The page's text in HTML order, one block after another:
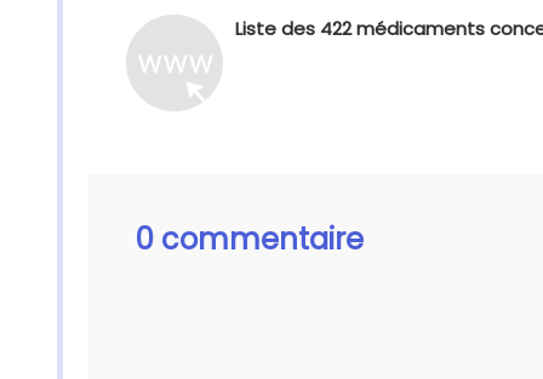
Liste des 422 médicaments
0 commentaire